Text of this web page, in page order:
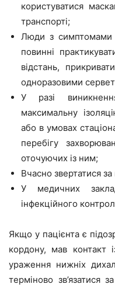
користуватися
транспорті;
Люди з симптомами
повинні
відстань,
одноразовими
У разі
максимальну
або в умовах
перебігу
оточуючих із ним;
Вчасно звертатися
У медичних
інфекційного
Якщо у пацієнта є
кордону, мав контакт
ураження нижніх
терміново зв’язатися